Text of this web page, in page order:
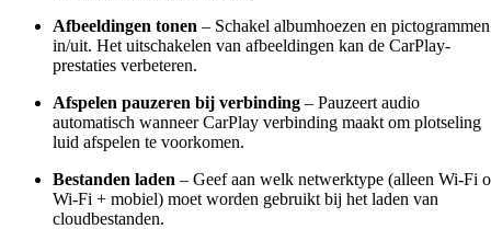
Afbeeldingen tonen – Schakel albumhoezen en pictogrammen
in/uit. Het uitschakelen van afbeeldingen kan de CarPlay-
prestaties verbeteren.
Afspelen pauzeren bij verbinding – Pauzeert audio
automatisch wanneer CarPlay verbinding maakt om plotseling
luid afspelen te voorkomen.
Bestanden laden – Geef aan welk netwerktype (alleen Wi-Fi
Wi-Fi + mobiel) moet worden gebruikt bij het laden van
cloudbestanden.